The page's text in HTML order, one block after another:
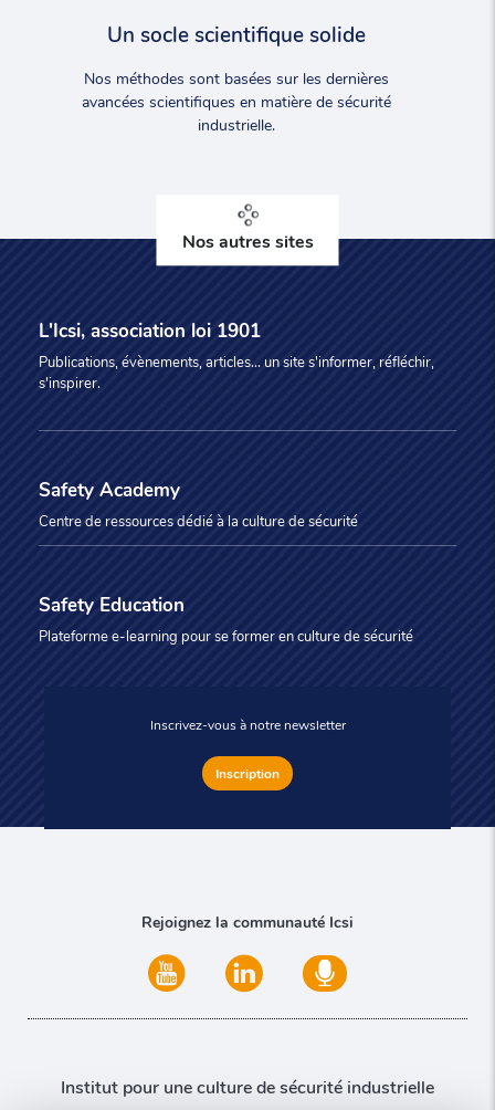
Un socle scientifique solide
Nos méthodes sont basées sur les dernières
avancées scientifiques en matière de sécurité
industrielle.
Nos autres sites
L'Icsi, association loi 1901
Publications, évènements, articles... un site s'informer, réfléchir,
s'inspirer.
Safety Academy
Centre de ressources dédié à la culture de sécurité
Safety Education
Plateforme e-learning pour se former en culture de sécurité
Inscrivez-vous à notre newsletter
Inscription
Rejoignez la communauté Icsi
Institut pour une culture de sécurité industrielle